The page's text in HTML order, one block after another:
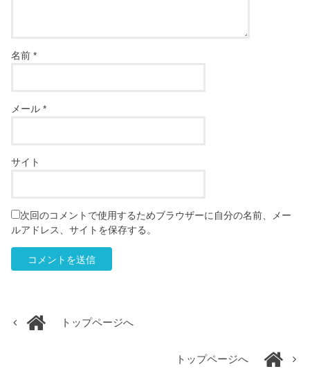
名前*
メール*
サイト
次回のコメントで使用するためブラウザーに自分の名前、メー
ルアドレス、サイトを保存する。
トップページへ
トップページへ